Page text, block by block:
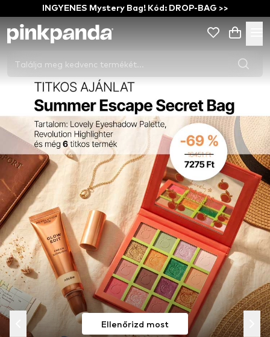
INGYENES Mystery Bag! Kód: DROP-BAG >>
Vásárolj mostEllenőrizd most